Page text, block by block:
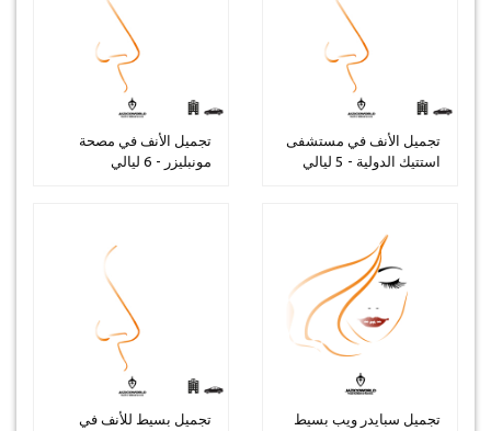
تجميل الأنف في مصحة
مونبليزر - 6 ليالي
تجميل الأنف في مستشفى
استتيك الدولية - 5 ليالي
تجميل بسيط للأنف في
تجميل سبايدر ويب بسيط